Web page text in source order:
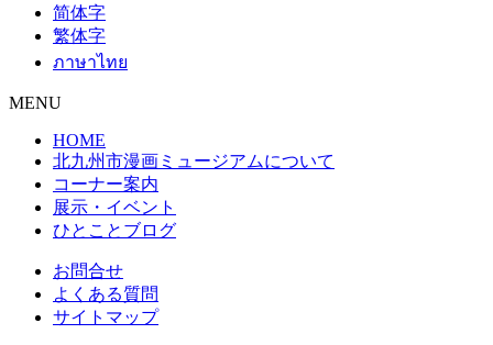
简体字
繁体字
ภาษาไทย
MENU
HOME
北九州市漫画ミュージアムについて
コーナー案内
展示・イベント
ひとことブログ
お問合せ
よくある質問
サイトマップ